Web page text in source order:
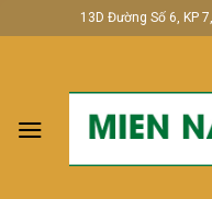
to
13D Đường Số 6, KP